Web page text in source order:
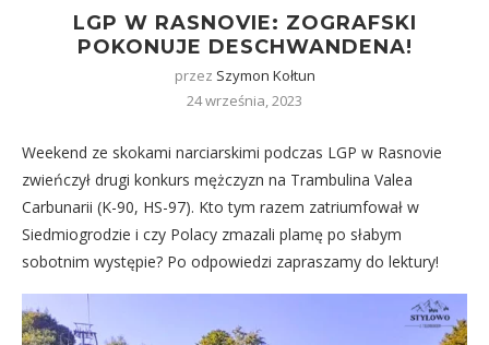
LGP W RASNOVIE: ZOGRAFSKI
POKONUJE DESCHWANDENA!
przez Szymon Kołtun
24 września, 2023
Weekend ze skokami narciarskimi podczas LGP w Rasnovie
zwieńczył drugi konkurs mężczyzn na Trambulina Valea
Carbunarii (K-90, HS-97). Kto tym razem zatriumfował w
Siedmiogrodzie i czy Polacy zmazali plamę po słabym
sobotnim występie? Po odpowiedzi zapraszamy do lektury!